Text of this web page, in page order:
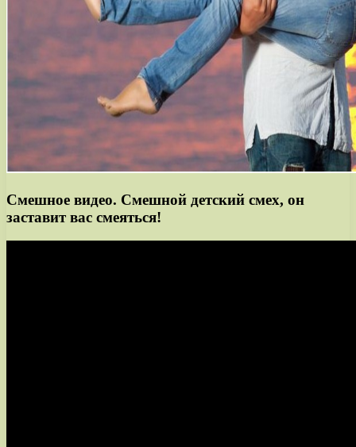
Смешное видео. Смешной детский смех, он
заставит вас смеяться!